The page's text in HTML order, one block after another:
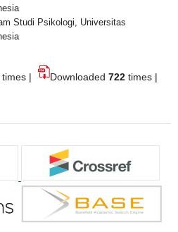
Studi Psikologi, Universitas
times | Downloaded722 times |